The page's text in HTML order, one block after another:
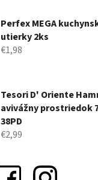
Perfex MEGA
utierky 2ks
€1,98
Tesori D' Oriente
avivážny prostriedok
38PD
€2,99